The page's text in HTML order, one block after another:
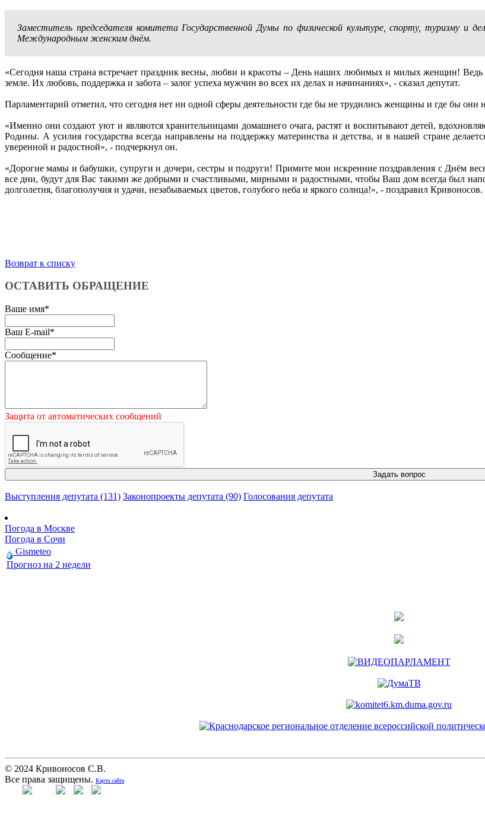
Заместитель председателя комитета Государственной Думы по физической культуре, спорту, туризму и
Международным женским днём.
«Сегодня наша страна встречает праздник весны, любви и красоты – День наших любимых и милых женщин!
земле. Их любовь, поддержка и забота – залог успеха мужчин во всех их делах и начинаниях», - сказал депутат.
Парламентарий отметил, что сегодня нет ни одной сферы деятельности где бы не трудились женщины и где бы они
«Именно они создают уют и являются хранительницами домашнего очага, растят и воспитывают детей,
Родины. А усилия государства всегда направлены на поддержку материнства и детства, и в нашей стране
уверенной и радостной», - подчеркнул он.
«Дорогие мамы и бабушки, супруги и дочери, сестры и подруги! Примите мои искренние поздравления с Днём
все дни, будут для Вас такими же добрыми и счастливыми, мирными и радостными, чтобы Ваш дом всегда был
долголетия, благополучия и удачи, незабываемых цветов, голубого неба и яркого солнца!», - поздравил Кривоносов.
Возврат к списку
ОСТАВИТЬ ОБРАЩЕНИЕ
Ваше имя*
Ваш E-mail*
Сообщение*
Защита от автоматических сообщений
Выступления депутата (131) Законопроекты депутата (90) Голосования депутата
Погода в Москве
Погода в Сочи
Gismeteo
Прогноз на 2 недели
© 2024 Кривоносов С.В.
Все права защищены. Карта сайта